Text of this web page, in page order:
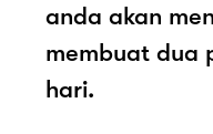
anda akan
membuat dua
hari.